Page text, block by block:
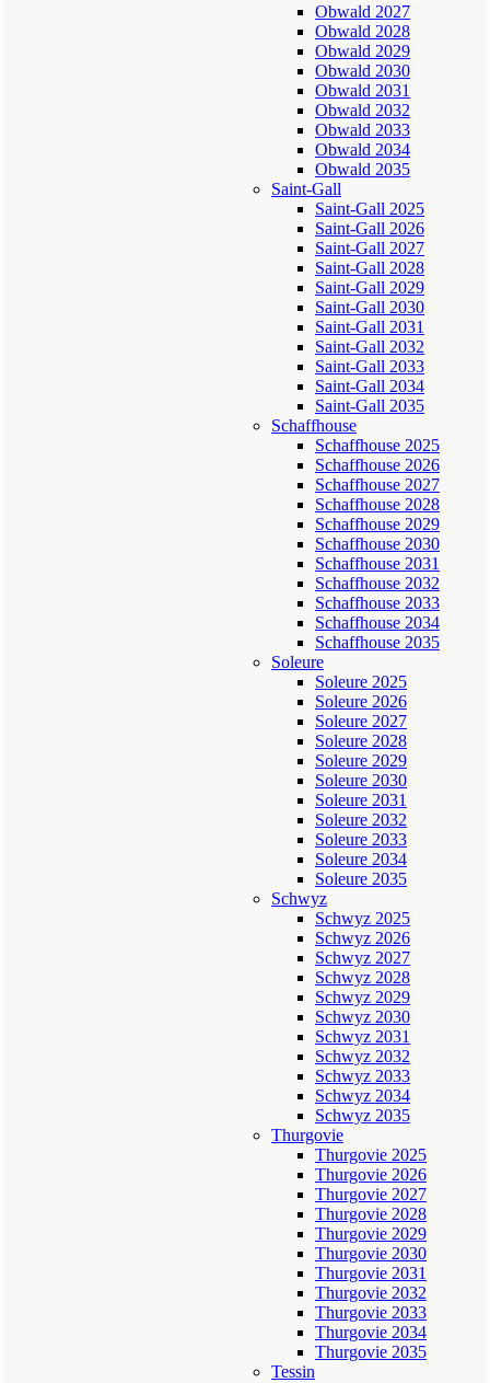
Obwald 2027
Obwald 2028
Obwald 2029
Obwald 2030
Obwald 2031
Obwald 2032
Obwald 2033
Obwald 2034
Obwald 2035
Saint-Gall
Saint-Gall 2025
Saint-Gall 2026
Saint-Gall 2027
Saint-Gall 2028
Saint-Gall 2029
Saint-Gall 2030
Saint-Gall 2031
Saint-Gall 2032
Saint-Gall 2033
Saint-Gall 2034
Saint-Gall 2035
Schaffhouse
Schaffhouse 2025
Schaffhouse 2026
Schaffhouse 2027
Schaffhouse 2028
Schaffhouse 2029
Schaffhouse 2030
Schaffhouse 2031
Schaffhouse 2032
Schaffhouse 2033
Schaffhouse 2034
Schaffhouse 2035
Soleure
Soleure 2025
Soleure 2026
Soleure 2027
Soleure 2028
Soleure 2029
Soleure 2030
Soleure 2031
Soleure 2032
Soleure 2033
Soleure 2034
Soleure 2035
Schwyz
Schwyz 2025
Schwyz 2026
Schwyz 2027
Schwyz 2028
Schwyz 2029
Schwyz 2030
Schwyz 2031
Schwyz 2032
Schwyz 2033
Schwyz 2034
Schwyz 2035
Thurgovie
Thurgovie 2025
Thurgovie 2026
Thurgovie 2027
Thurgovie 2028
Thurgovie 2029
Thurgovie 2030
Thurgovie 2031
Thurgovie 2032
Thurgovie 2033
Thurgovie 2034
Thurgovie 2035
Tessin